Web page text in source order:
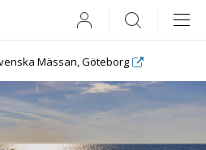
Mässan, Göteborg
User Search